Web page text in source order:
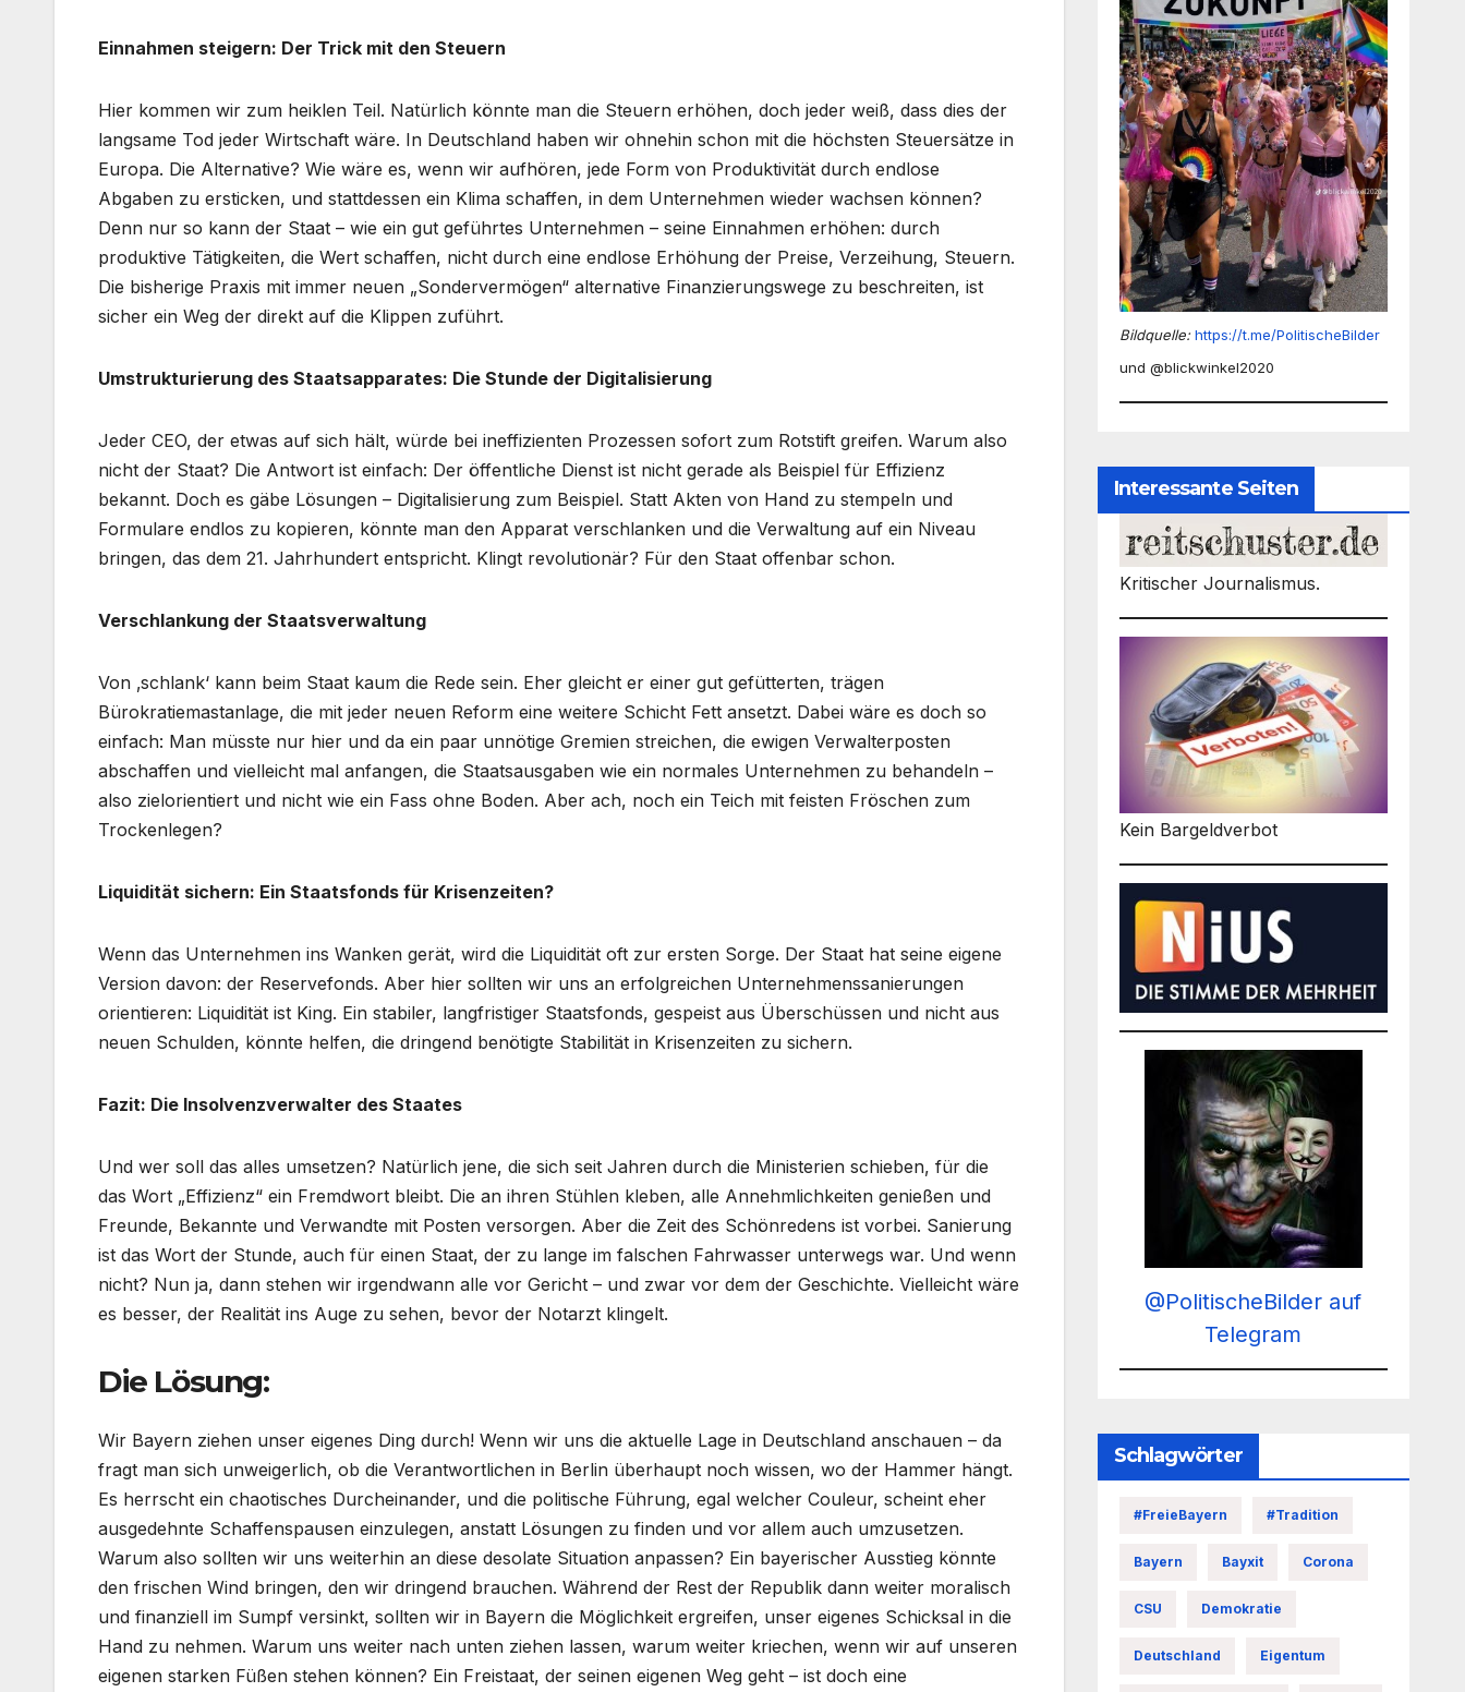
Einnahmen steigern: Der Trick mit den Steuern
Hier kommen wir zum heiklen Teil. Natürlich könnte man die Steuern erhöhen, doch jeder weiß, dass dies der
langsame Tod jeder Wirtschaft wäre. In Deutschland haben wir ohnehin schon mit die höchsten Steuersätze in
Europa. Die Alternative? Wie wäre es, wenn wir aufhören, jede Form von Produktivität durch endlose
Abgaben zu ersticken, und stattdessen ein Klima schaffen, in dem Unternehmen wieder wachsen können?
Denn nur so kann der Staat – wie ein gut geführtes Unternehmen – seine Einnahmen erhöhen: durch
produktive Tätigkeiten, die Wert schaffen, nicht durch eine endlose Erhöhung der Preise, Verzeihung, Steuern.
Die bisherige Praxis mit immer neuen „Sondervermögen“ alternative Finanzierungswege zu beschreiten, ist
sicher ein Weg der direkt auf die Klippen zuführt.
Umstrukturierung des Staatsapparates: Die Stunde der Digitalisierung
Jeder CEO, der etwas auf sich hält, würde bei ineffizienten Prozessen sofort zum Rotstift greifen. Warum also
nicht der Staat? Die Antwort ist einfach: Der öffentliche Dienst ist nicht gerade als Beispiel für Effizienz
bekannt. Doch es gäbe Lösungen – Digitalisierung zum Beispiel. Statt Akten von Hand zu stempeln und
Formulare endlos zu kopieren, könnte man den Apparat verschlanken und die Verwaltung auf ein Niveau
bringen, das dem 21. Jahrhundert entspricht. Klingt revolutionär? Für den Staat offenbar schon.
Verschlankung der Staatsverwaltung
Von ‚schlank‘ kann beim Staat kaum die Rede sein. Eher gleicht er einer gut gefütterten, trägen
Bürokratiemastanlage, die mit jeder neuen Reform eine weitere Schicht Fett ansetzt. Dabei wäre es doch so
einfach: Man müsste nur hier und da ein paar unnötige Gremien streichen, die ewigen Verwalterposten
abschaffen und vielleicht mal anfangen, die Staatsausgaben wie ein normales Unternehmen zu behandeln –
also zielorientiert und nicht wie ein Fass ohne Boden. Aber ach, noch ein Teich mit feisten Fröschen zum
Trockenlegen?
Liquidität sichern: Ein Staatsfonds für Krisenzeiten?
Wenn das Unternehmen ins Wanken gerät, wird die Liquidität oft zur ersten Sorge. Der Staat hat seine eigene
Version davon: der Reservefonds. Aber hier sollten wir uns an erfolgreichen Unternehmenssanierungen
orientieren: Liquidität ist King. Ein stabiler, langfristiger Staatsfonds, gespeist aus Überschüssen und nicht aus
neuen Schulden, könnte helfen, die dringend benötigte Stabilität in Krisenzeiten zu sichern.
Fazit: Die Insolvenzverwalter des Staates
Und wer soll das alles umsetzen? Natürlich jene, die sich seit Jahren durch die Ministerien schieben, für die
das Wort „Effizienz“ ein Fremdwort bleibt. Die an ihren Stühlen kleben, alle Annehmlichkeiten genießen und
Freunde, Bekannte und Verwandte mit Posten versorgen. Aber die Zeit des Schönredens ist vorbei. Sanierung
ist das Wort der Stunde, auch für einen Staat, der zu lange im falschen Fahrwasser unterwegs war. Und wenn
nicht? Nun ja, dann stehen wir irgendwann alle vor Gericht – und zwar vor dem der Geschichte. Vielleicht wäre
es besser, der Realität ins Auge zu sehen, bevor der Notarzt klingelt.
Die Lösung:
Wir Bayern ziehen unser eigenes Ding durch! Wenn wir uns die aktuelle Lage in Deutschland anschauen – da
fragt man sich unweigerlich, ob die Verantwortlichen in Berlin überhaupt noch wissen, wo der Hammer hängt.
Es herrscht ein chaotisches Durcheinander, und die politische Führung, egal welcher Couleur, scheint eher
ausgedehnte Schaffenspausen einzulegen, anstatt Lösungen zu finden und vor allem auch umzusetzen.
Warum also sollten wir uns weiterhin an diese desolate Situation anpassen? Ein bayerischer Ausstieg könnte
den frischen Wind bringen, den wir dringend brauchen. Während der Rest der Republik dann weiter moralisch
und finanziell im Sumpf versinkt, sollten wir in Bayern die Möglichkeit ergreifen, unser eigenes Schicksal in die
Hand zu nehmen. Warum uns weiter nach unten ziehen lassen, warum weiter kriechen, wenn wir auf unseren
eigenen starken Füßen stehen können? Ein Freistaat, der seinen eigenen Weg geht – ist doch eine
Bildquelle: https://t.me/PolitischeBilder
und @blickwinkel2020
Interessante Seiten
Kritischer Journalismus.
Kein Bargeldverbot
@PolitischeBilder auf
Telegram
Schlagwörter
#FreieBayern #Tradition
Bayern Bayxit Corona
CSU Demokratie
Deutschland Eigentum